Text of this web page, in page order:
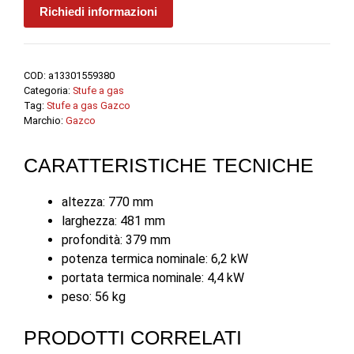
Richiedi informazioni
COD: a13301559380
Categoria: Stufe a gas
Tag: Stufe a gas Gazco
Marchio: Gazco
CARATTERISTICHE TECNICHE
altezza: 770 mm
larghezza: 481 mm
profondità: 379 mm
potenza termica nominale: 6,2 kW
portata termica nominale: 4,4 kW
peso: 56 kg
PRODOTTI CORRELATI